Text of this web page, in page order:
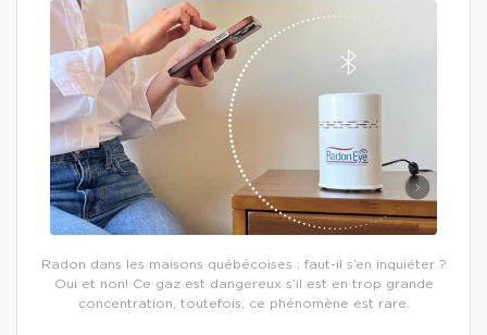
Radon dans les maisons québécoises : faut-il s’en inquiéter ?
Oui et non! Ce gaz est dangereux s’il est en trop grande
concentration, toutefois, ce phénomène est rare.